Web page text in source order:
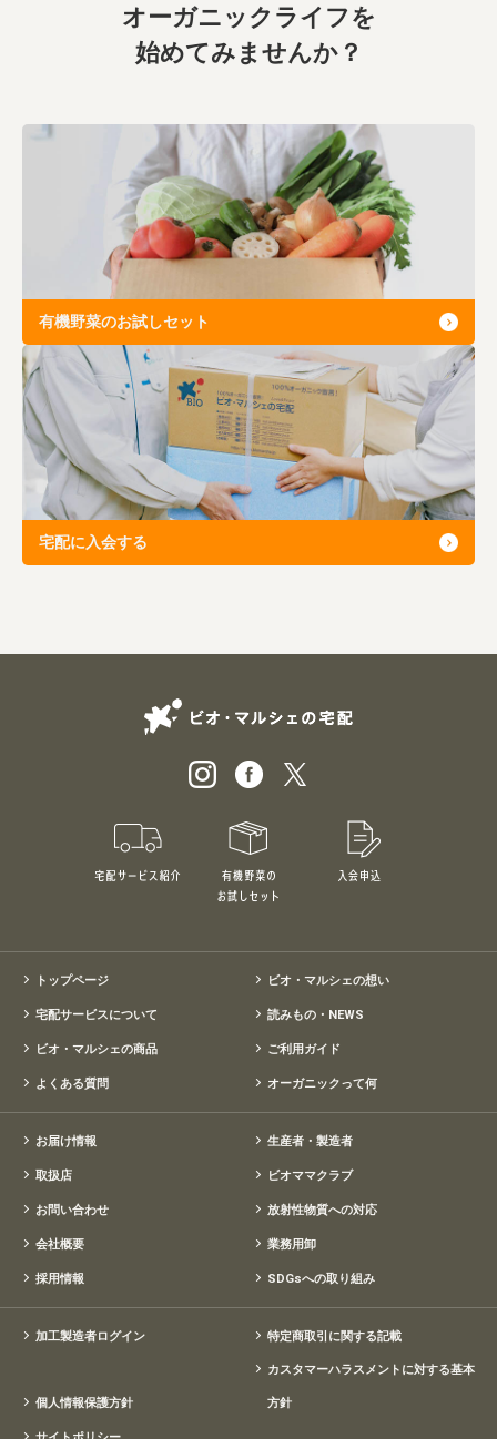
オーガニックライフを
始めてみませんか？
有機野菜のお試しセット
宅配に入会する
宅配サービス紹介 有機野菜のお試しセット
トップページ ビオ・マルシェの想い
宅配サービスについて 読みもの・NEWS
ビオ・マルシェの商品 ご利用ガイド
よくある質問 オーガニックって何
お届け情報 生産者・製造者
取扱店 ビオママクラブ
お問い合わせ 放射性物質への対応
会社概要 業務用卸
採用情報 SDGsへの取り組み
加工製造者ログイン 特定商取引に関する記載
個人情報保護方針
カスタマーハラスメントに対する基本
方針